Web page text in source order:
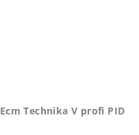
Ecm Technika V profi PID